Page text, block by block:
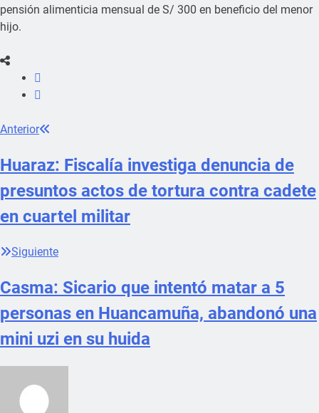
pensión alimenticia mensual de S/ 300 en beneficio del menor
hijo.
Anterior
Huaraz: Fiscalía investiga denuncia de
presuntos actos de tortura contra cadete
en cuartel militar
Siguiente
Casma: Sicario que intentó matar a 5
personas en Huancamuña, abandonó una
mini uzi en su huida